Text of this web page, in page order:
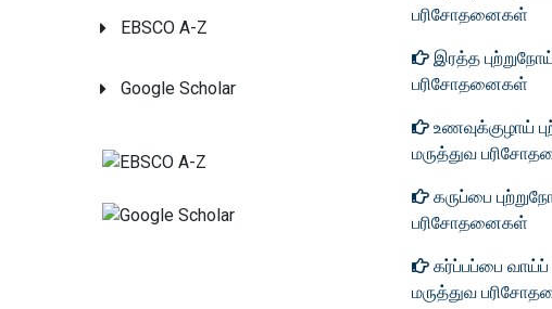
EBSCO A-Z
Google Scholar
பரிசோதனைகள்
இரத்த
பரிசோதனைகள்
உணவுக்குழாய்
மருத்துவ
கருப்பை
பரிசோதனைகள்
கர்ப்பப்பை வாய்ப்
மருத்துவ